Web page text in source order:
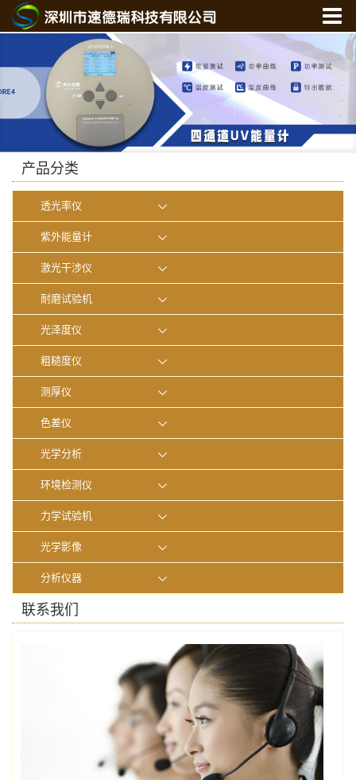
关于我们
产品中心
新闻中心
光学实验室
产品分类
透光率仪
紫外能量计
激光干涉仪
耐磨试验机
光泽度仪
粗糙度仪
测厚仪
色差仪
光学分析
环境检测仪
力学试验机
光学影像
分析仪器
联系我们